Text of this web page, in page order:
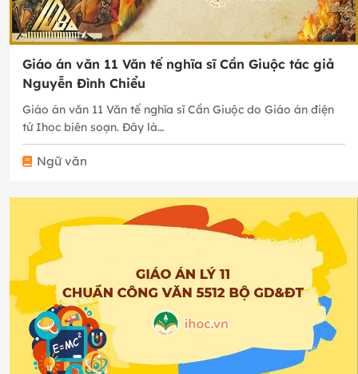
Giáo án văn 11 Văn tế nghĩa sĩ Cần Giuộc tác giả
Nguyễn Đình Chiểu
Giáo án văn 11 Văn tế nghĩa sĩ Cần Giuộc do Giáo án điện
tử Ihoc biên soạn. Đây là…
Ngữ văn